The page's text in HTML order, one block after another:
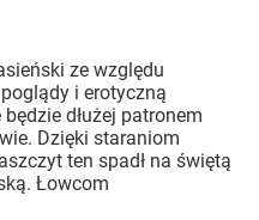
ze względu
i erotyczną
dłużej patronem
Dzięki staraniom
ten spadł na świętą
Łowcom